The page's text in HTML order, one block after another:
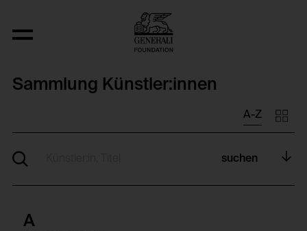
Sammlung Künstler:innen
A-Z
suchen
A